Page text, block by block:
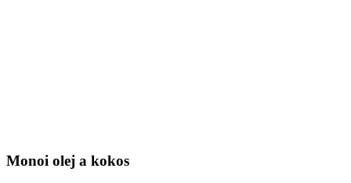
Monoi olej a kokos